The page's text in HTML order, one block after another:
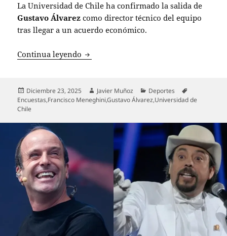
La Universidad de Chile ha confirmado la salida de
Gustavo Álvarez como director técnico del equipo
tras llegar a un acuerdo económico.
Continua leyendo La U de Chile oficializa la salida de
Publicado
el
Diciembre 23, 2025 Autor
Javier Muñoz Categorías
Deportes
Encuestas,Francisco Meneghini,Gustavo Álvarez,Universidad de
Chile